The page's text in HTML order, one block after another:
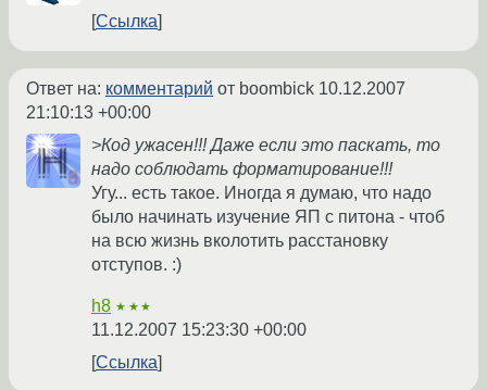
Ссылка
Ответ на: комментарий от boombick 10.12.2007
21:10:13 +00:00
>Код ужасен!!! Даже если это паскать, то
надо соблюдать форматирование!!!
Угу... есть такое. Иногда я думаю, что надо
было начинать изучение ЯП с питона - чтоб
на всю жизнь вколотить расстановку
отступов. :)
h8 ★★★
11.12.2007 15:23:30 +00:00
Ссылка